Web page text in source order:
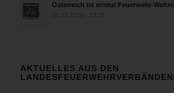
Österreich ist erneut Feuerwehr-
AKTUELLES AUS DEN
LANDESFEUERWEHRVERBÄNDEN